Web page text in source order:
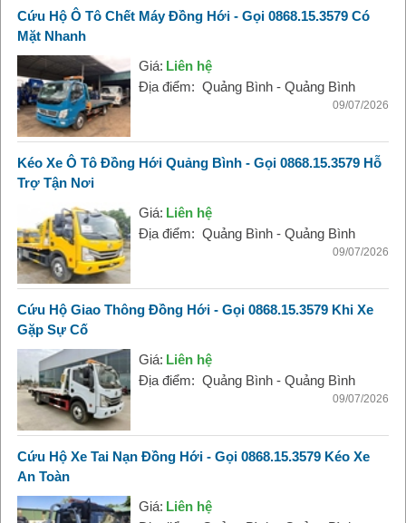
Cứu Hộ Ô Tô Chết Máy Đồng Hới - Gọi 0868.15.3579 Có
Mặt Nhanh
Giá: Liên hệ
Địa điểm: Quảng Bình - Quảng Bình
09/07/2026
Kéo Xe Ô Tô Đồng Hới Quảng Bình - Gọi 0868.15.3579 Hỗ
Trợ Tận Nơi
Giá: Liên hệ
Địa điểm: Quảng Bình - Quảng Bình
09/07/2026
Cứu Hộ Giao Thông Đồng Hới - Gọi 0868.15.3579 Khi Xe
Gặp Sự Cố
Giá: Liên hệ
Địa điểm: Quảng Bình - Quảng Bình
09/07/2026
Cứu Hộ Xe Tai Nạn Đồng Hới - Gọi 0868.15.3579 Kéo Xe
An Toàn
Giá: Liên hệ